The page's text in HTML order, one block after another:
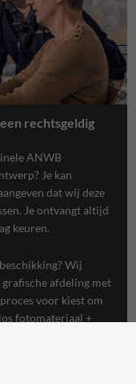
rechtsgeldig
ANWB
Je kan
dat wij deze
Je ontvangt altijd
keuren.
Wij
afdeling met
voor kiest om
fotomateriaal +